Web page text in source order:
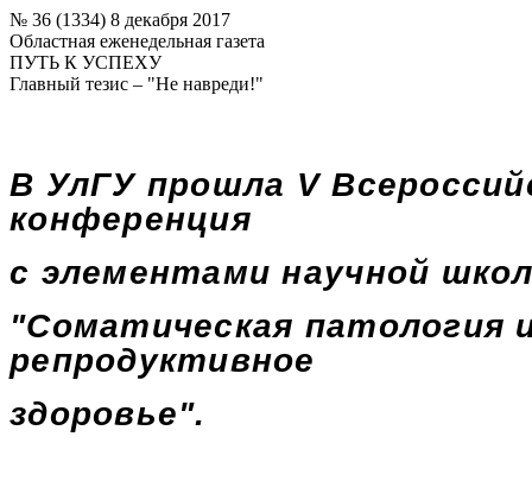
№ 36 (1334) 8 декабря 2017
Областная еженедельная газета
ПУТЬ К УСПЕХУ
Главный тезис – "Не навреди!"
В УлГУ прошла V
конференция
с элементами научной
"Соматическая патология
репродуктивное
здоровье".